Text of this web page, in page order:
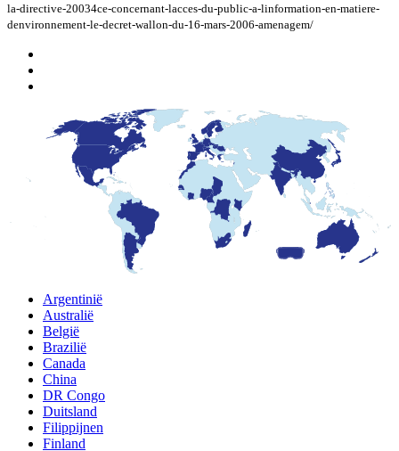
la-directive-20034ce-concernant-lacces-du-public-a-linformation-en-matiere-
denvironnement-le-decret-wallon-du-16-mars-2006-amenagem/
Argentinië
Australië
België
Brazilië
Canada
China
DR Congo
Duitsland
Filippijnen
Finland